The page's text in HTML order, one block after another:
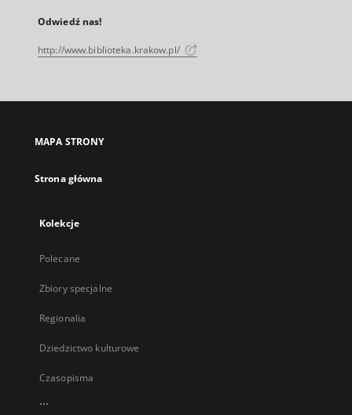
Odwiedź nas!
http://www.biblioteka.krakow.pl/
MAPA STRONY
Strona główna
Kolekcje
Polecane
Zbiory specjalne
Regionalia
Dziedzictwo kulturowe
Czasopisma
...